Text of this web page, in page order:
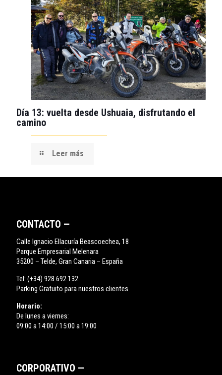
Día 13: vuelta desde Ushuaia, disfrutando el
camino
Leer más
CONTACTO —
Calle Ignacio Ellacuría Beascoechea, 18
Parque Empresarial Melenara
35200 – Telde, Gran Canaria – España
Tel: (+34) 928 692 132
Parking Gratuito para nuestros clientes
Horario:
De lunes a viernes:
09:00 a 14:00 / 15:00 a 19:00
CORPORATIVO —